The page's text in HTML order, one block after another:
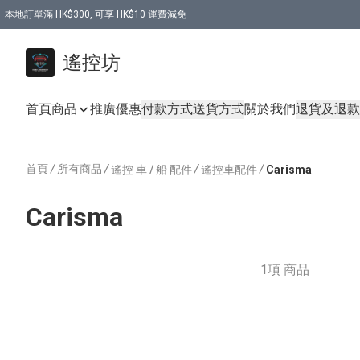
本地訂單滿 HK$300, 可享 HK$10 運費減免
遙控坊
首頁商品 推廣優惠付款方式送貨方式關於我們退貨及退
首頁/ 所有商品 /遙控 車 / 船 配件/遙控車配件/ Carisma
Carisma
1項 商品